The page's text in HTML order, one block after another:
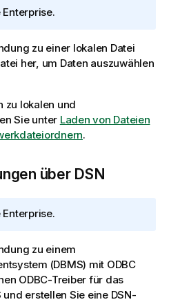
Enterprise.
zu einer lokalen Datei
her, um Daten auszuwählen
zu lokalen und
Sie unter Laden von Dateien
.
über DSN
Enterprise.
zu einem
(DBMS) mit ODBC
ODBC-Treiber für das
und erstellen Sie eine DSN-